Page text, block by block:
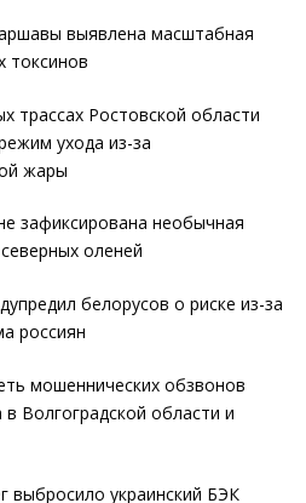
выявлена масштабная
токсинов
трассах Ростовской области
ухода из-за
жары
зафиксирована необычная
оленей
белорусов о риске из-за
россиян
мошеннических обзвонов
в Волгоградской области и
выбросило украинский БЭК